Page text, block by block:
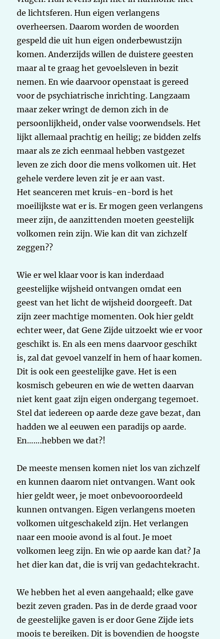
de lichtsferen. Hun eigen verlangens
overheersen. Daarom worden de woorden
gespeld die uit hun eigen onderbewustzijn
komen. Anderzijds willen de duistere geesten
maar al te graag het gevoelsleven in bezit
nemen. En wie daarvoor openstaat is gereed
voor de psychiatrische inrichting. Langzaam
maar zeker wringt de demon zich in de
persoonlijkheid, onder valse voorwendsels. Het
lijkt allemaal prachtig en heilig; ze bidden zelfs
maar als ze zich eenmaal hebben vastgezet
leven ze zich door die mens volkomen uit. Het
gehele verdere leven zit je er aan vast.
Het seanceren met kruis-en-bord is het
moeilijkste wat er is. Er mogen geen verlangens
meer zijn, de aanzittenden moeten geestelijk
volkomen rein zijn. Wie kan dit van zichzelf
zeggen??
Wie er wel klaar voor is kan inderdaad
geestelijke wijsheid ontvangen omdat een
geest van het licht de wijsheid doorgeeft. Dat
zijn zeer machtige momenten. Ook hier geldt
echter weer, dat Gene Zijde uitzoekt wie er voor
geschikt is. En als een mens daarvoor geschikt
is, zal dat gevoel vanzelf in hem of haar komen.
Dit is ook een geestelijke gave. Het is een
kosmisch gebeuren en wie de wetten daarvan
niet kent gaat zijn eigen ondergang tegemoet.
Stel dat iedereen op aarde deze gave bezat, dan
hadden we al eeuwen een paradijs op aarde.
En…….hebben we dat?!
De meeste mensen komen niet los van zichzelf
en kunnen daarom niet ontvangen. Want ook
hier geldt weer, je moet onbevooroordeeld
kunnen ontvangen. Eigen verlangens moeten
volkomen uitgeschakeld zijn. Het verlangen
naar een mooie avond is al fout. Je moet
volkomen leeg zijn. En wie op aarde kan dat? Ja
het dier kan dat, die is vrij van gedachtekracht.
We hebben het al even aangehaald; elke gave
bezit zeven graden. Pas in de derde graad voor
de geestelijke gaven is er door Gene Zijde iets
moois te bereiken. Dit is bovendien de hoogste